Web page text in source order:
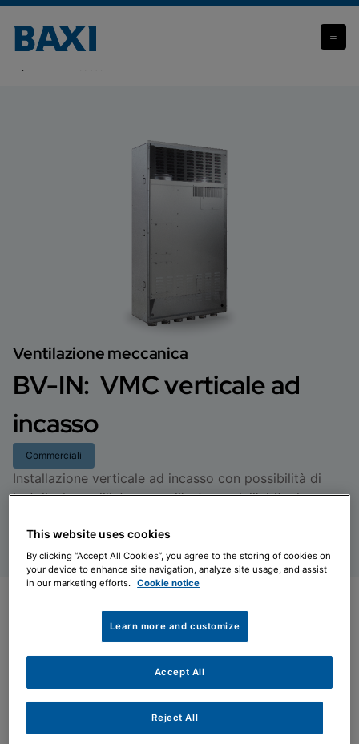
disponibile.
Ventilazione meccanica
BV-IN: VMC verticale ad
incasso
Commerciali
Installazione verticale ad incasso con possibilità di
installazione all'interno o all'esterno dell'abitazione.
Trova il tuo installatore
Dimensioni ridotte
This website uses cookies
By clicking “Accept All Cookies”, you agree to the storing of cookies on
your device to enhance site navigation, analyze site usage, and assist
in our marketing efforts. Cookie notice
Learn more and customize
Reject All
Accept All